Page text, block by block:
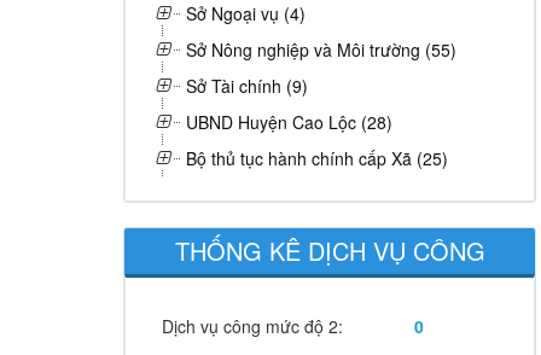
Sở Ngoại vụ (4)
Sở Nông nghiệp và Môi trường (55)
Sở Tài chính (9)
UBND Huyện Cao Lộc (28)
Bộ thủ tục hành chính cấp Xã (25)
THỐNG KÊ DỊCH VỤ CÔNG
Dịch vụ công mức độ 2:
0